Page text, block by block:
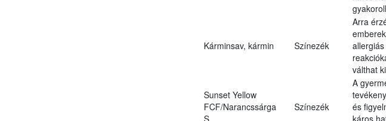
Kárminsav, kármin Színezék
Arra
allergiás
válthat
Sunset Yellow
FCF/Narancssárga
S
Színezék
A
és
káros